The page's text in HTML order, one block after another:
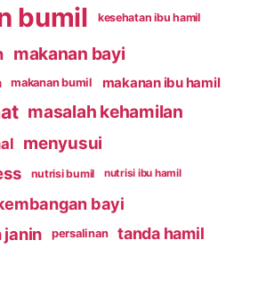
bumil kesehatan ibu hamil
makanan bayi
makanan bumil makanan ibu hamil
masalah kehamilan
menyusui
nutrisi bumil nutrisi ibu hamil
bayi
janin
persalinan tanda hamil